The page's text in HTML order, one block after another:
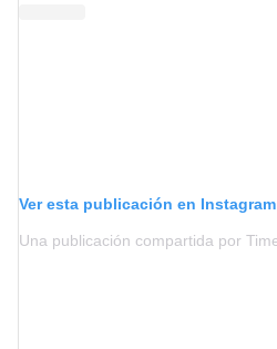
Ver esta publicación en Instagram